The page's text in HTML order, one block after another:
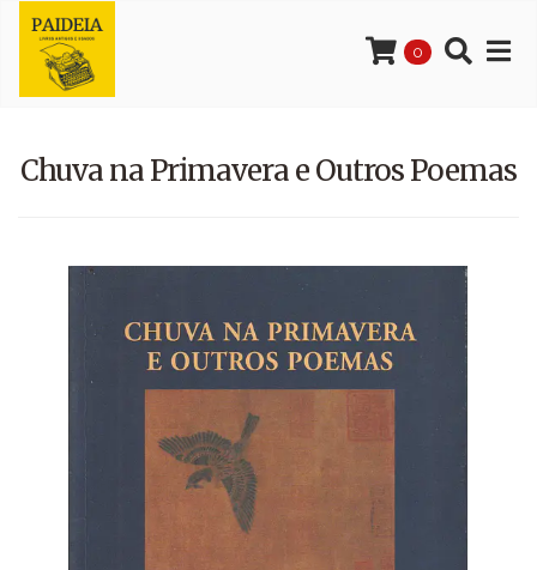
0
Chuva na Primavera e Outros Poemas